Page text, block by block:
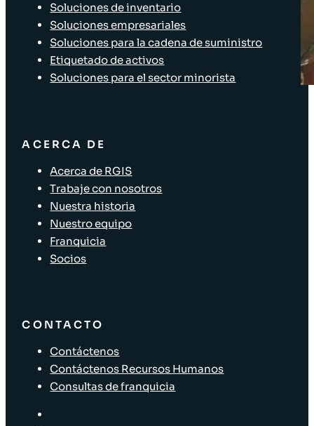
Soluciones de inventario
Soluciones empresariales
Soluciones para la cadena de suministro
Etiquetado de activos
Soluciones para el sector minorista
ACERCA DE
Acerca de RGIS
Trabaje con nosotros
Nuestra historia
Nuestro equipo
Franquicia
Socios
CONTACTO
Contáctenos
Contáctenos Recursos Humanos
Consultas de franquicia